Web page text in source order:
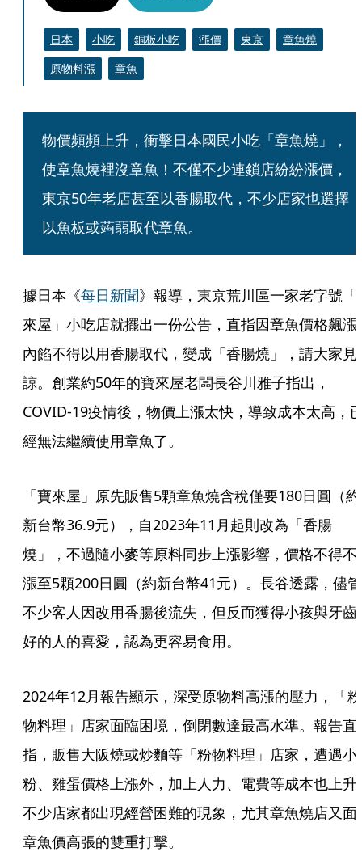
日本 小吃 銅板小吃 漲價 東京
章魚燒
原物料漲
章魚
物價頻頻上升，衝擊日本國民小吃「章魚燒」，
使章魚燒裡沒章魚！不僅不少連鎖店紛紛漲價，
東京50年老店甚至以香腸取代，不少店家也選擇
以魚板或蒟蒻取代章魚。
據日本《每日新聞》報導，東京荒川區一家老字號「
來屋」小吃店就擺出一份公告，直指因章魚價格飆漲
內餡不得以用香腸取代，變成「香腸燒」，請大家見
諒。創業約50年的寶來屋老闆長谷川雅子指出，
COVID-19疫情後，物價上漲太快，導致成本太高，
經無法繼續使用章魚了。
「寶來屋」原先販售5顆章魚燒含稅僅要180日圓（約
新台幣36.9元），自2023年11月起則改為「香腸
燒」，不過隨小麥等原料同步上漲影響，價格不得不
漲至5顆200日圓（約新台幣41元）。長谷透露，儘管
不少客人因改用香腸後流失，但反而獲得小孩與牙齒
好的人的喜愛，認為更容易食用。
2024年12月報告顯示，深受原物料高漲的壓力，「粉
物料理」店家面臨困境，倒閉數達最高水準。報告直
指，販售大阪燒或炒麵等「粉物料理」店家，遭遇小
粉、雞蛋價格上漲外，加上人力、電費等成本也上升
不少店家都出現經營困難的現象，尤其章魚燒店又面
章魚價高張的雙重打擊。